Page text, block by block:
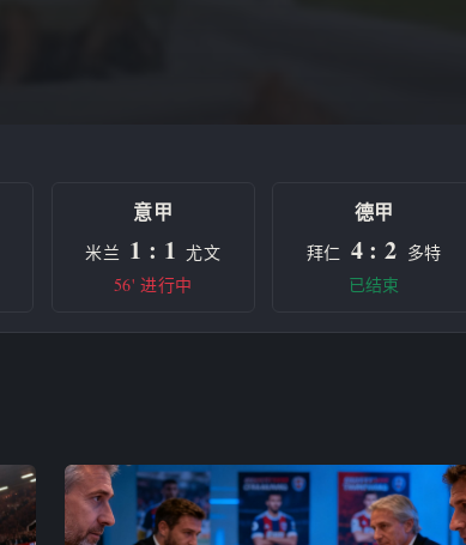
意甲
米兰 1 : 1 尤文
56' 进行中
德甲
拜仁 4 : 2 多特
已结束